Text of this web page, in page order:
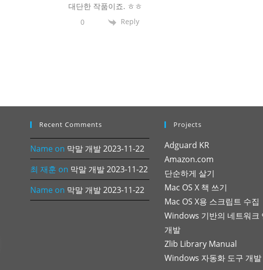
대단한 작품이죠. ㅎㅎ
0 Reply
Recent Comments
Name on 막말 개발 2023-11-22
최 재훈 on 막말 개발 2023-11-22
Name on 막말 개발 2023-11-22
Projects
Adguard KR
Amazon.com
단순하게 살기
Mac OS X 책 쓰기
Mac OS X용 스크립트 수집
Windows 기반의 네트워크
개발
Zlib Library Manual
Windows 자동화 도구 개발